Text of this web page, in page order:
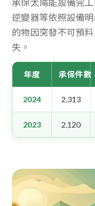
承保太陽能設備完
逆變器等依照設備
的物因突發不可預
失。
年度 承保件數
2024 2,313
2023 2,120